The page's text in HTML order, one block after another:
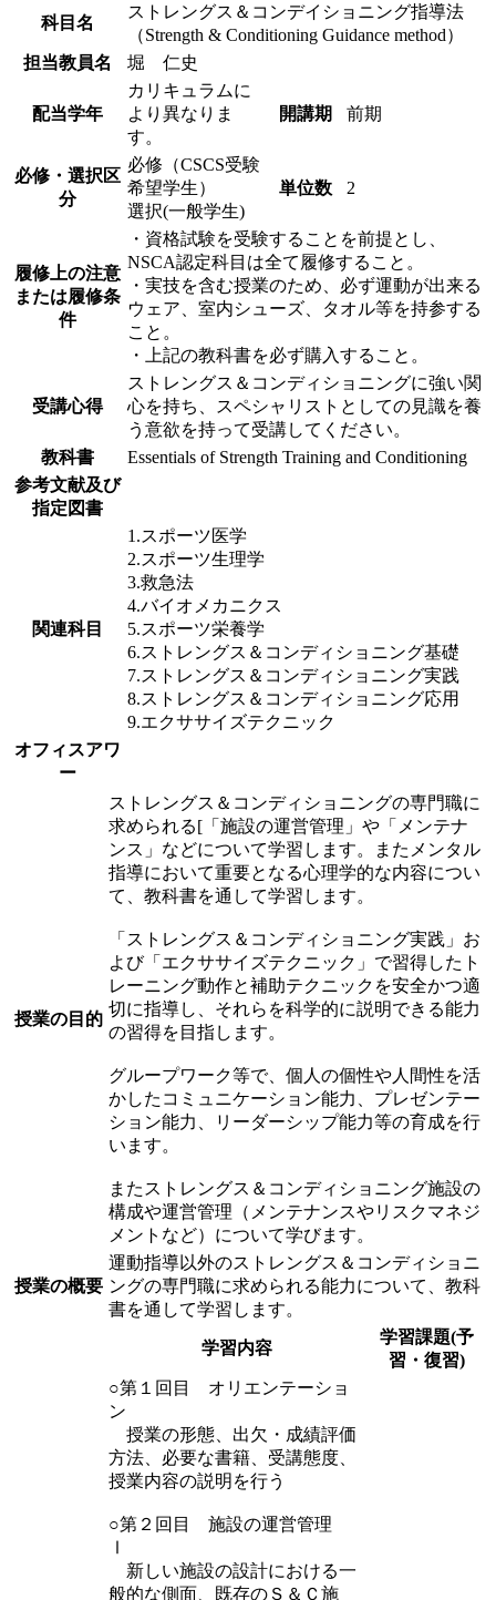
科目名
ストレングス＆コンデイショニング指導法
（Strength & Conditioning Guidance method）
担当教員名
堀 仁史
配当学年
カリキュラムに
より異なりま
す。
開講期 前期
必修・選択区
分
必修（CSCS受験
希望学生）
選択(一般学生)
単位数 2
履修上の注意
または履修条
件
・資格試験を受験することを前提とし、
NSCA認定科目は全て履修すること。
・実技を含む授業のため、必ず運動が出来る
ウェア、室内シューズ、タオル等を持参する
こと。
・上記の教科書を必ず購入すること。
受講心得
ストレングス＆コンディショニングに強い関
心を持ち、スペシャリストとしての見識を養
う意欲を持って受講してください。
教科書
Essentials of Strength Training and Conditioning
参考文献及び
指定図書
関連科目
1.スポーツ医学
2.スポーツ生理学
3.救急法
4.バイオメカニクス
5.スポーツ栄養学
6.ストレングス＆コンディショニング基礎
7.ストレングス＆コンディショニング実践
8.ストレングス＆コンディショニング応用
9.エクササイズテクニック
オフィスアワ
ー
授業の目的
ストレングス＆コンディショニングの専門職に
求められる[「施設の運営管理」や「メンテナ
ンス」などについて学習します。またメンタル
指導において重要となる心理学的な内容につい
て、教科書を通して学習します。
「ストレングス＆コンディショニング実践」お
よび「エクササイズテクニック」で習得したト
レーニング動作と補助テクニックを安全かつ適
切に指導し、それらを科学的に説明できる能力
の習得を目指します。
グループワーク等で、個人の個性や人間性を活
かしたコミュニケーション能力、プレゼンテー
ション能力、リーダーシップ能力等の育成を行
います。
またストレングス＆コンディショニング施設の
構成や運営管理（メンテナンスやリスクマネジ
メントなど）について学びます。
授業の概要
運動指導以外のストレングス＆コンディショニ
ングの専門職に求められる能力について、教科
書を通して学習します。
学習内容
学習課題(予
習・復習)
○第１回目 オリエンテーショ
ン
授業の形態、出欠・成績評価
方法、必要な書籍、受講態度、
授業内容の説明を行う
○第２回目 施設の運営管理
Ⅰ
新しい施設の設計における一
般的な側面、既存のＳ＆Ｃ施